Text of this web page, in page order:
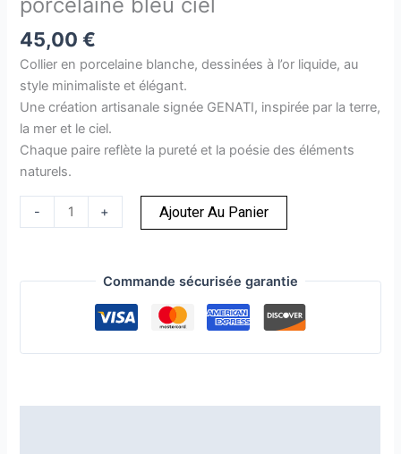
45,00€
Collier en porcelaine blanche, dessinées à l’or liquide, au
style minimaliste et élégant.
Une création artisanale signée GENATI, inspirée par la terre,
la mer et le ciel.
Chaque paire reflète la pureté et la poésie des éléments
naturels.
-
ciel
+ Ajouter Au Panier
Commande sécurisée garantie